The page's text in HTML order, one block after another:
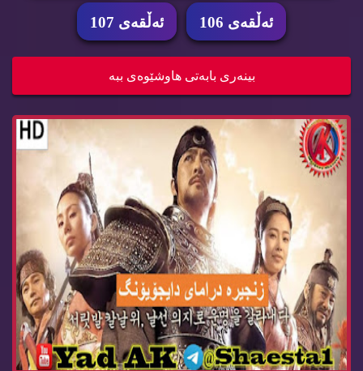
ئه‌ڵقه‌ی 106 ئه‌ڵقه‌ی 107
بینه‌ری بابه‌تی هاوشێوه‌ی ببه‌
درامای ئه‌فسانه‌ی پاشا دای جۆیۆنگ ئه‌ڵقه‌ی 105 ...
درامای ئه‌فسانه‌ی پاشا دای جۆیۆنگ ئه‌ڵقه‌ی 104 ...